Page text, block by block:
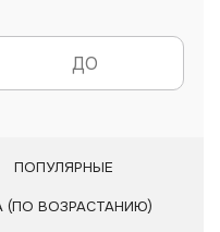
ПОПУЛЯРНЫЕ
(ПО ВОЗРАСТАНИЮ)